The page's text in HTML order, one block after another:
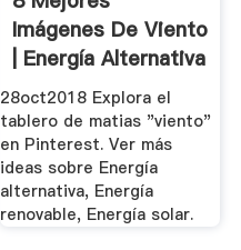
Imágenes De Viento
| Energía Alternativa
...
28oct2018 Explora el
tablero de matias "viento"
en Pinterest. Ver más
ideas sobre Energía
alternativa, Energía
renovable, Energía solar.